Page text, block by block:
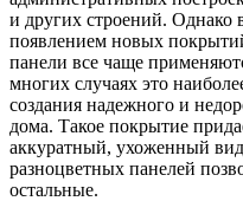
и других строений. Однако
появлением новых
панели все чаще
многих случаях это
создания надежного и
дома. Такое покрытие
аккуратный, ухоженный
разноцветных панелей
остальные.